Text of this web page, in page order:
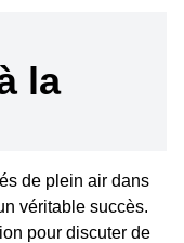
la
de plein air dans
véritable succès.
pour discuter de